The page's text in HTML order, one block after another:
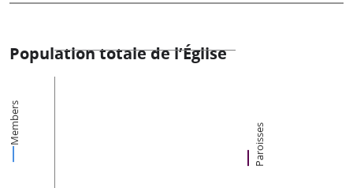
Population totale de l’Église
Members Paroisses